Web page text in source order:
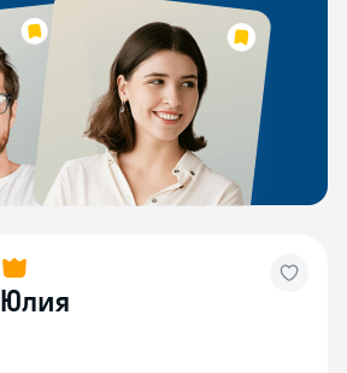
Юлия